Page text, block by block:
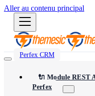
Aller au contenu principal
Perfex CRM
⭐ Popular
🔌 Module REST
Perfex